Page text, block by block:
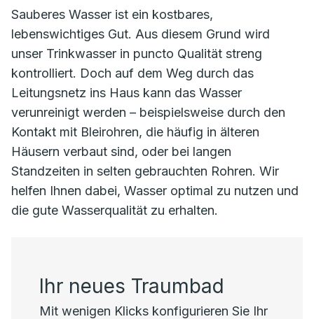
Sauberes Wasser ist ein kostbares,
lebenswichtiges Gut. Aus diesem Grund wird
unser Trinkwasser in puncto Qualität streng
kontrolliert. Doch auf dem Weg durch das
Leitungsnetz ins Haus kann das Wasser
verunreinigt werden – beispielsweise durch den
Kontakt mit Bleirohren, die häufig in älteren
Häusern verbaut sind, oder bei langen
Standzeiten in selten gebrauchten Rohren. Wir
helfen Ihnen dabei, Wasser optimal zu nutzen und
die gute Wasserqualität zu erhalten.
Ihr neues Traumbad
Mit wenigen Klicks konfigurieren Sie Ihr